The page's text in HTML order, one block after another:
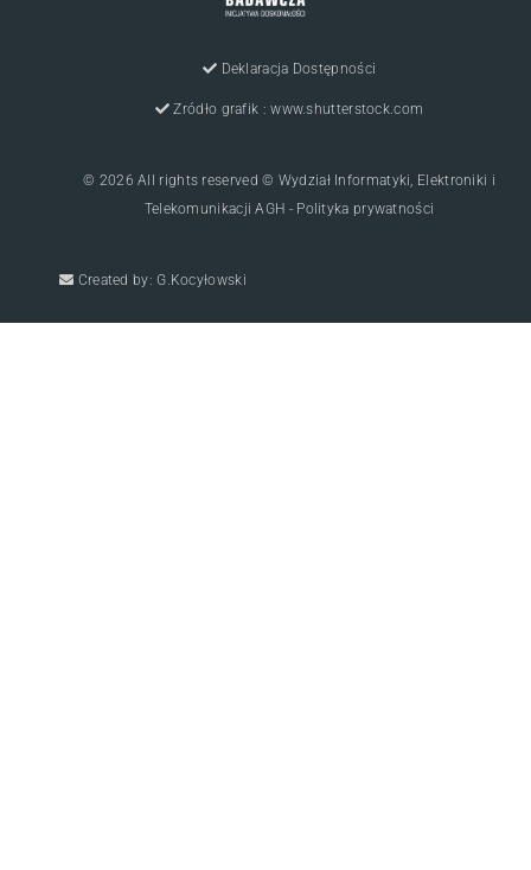
Deklaracja Dostępności
Zródło grafik : www.shutterstock.com
© 2026 All rights reserved © Wydział Informatyki, Elektroniki i
Telekomunikacji AGH - Polityka prywatności
Created by: G.Kocyłowski